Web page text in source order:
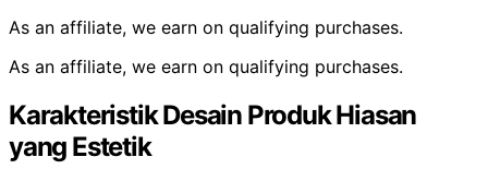
As an affiliate, we earn on qualifying purchases.
As an affiliate, we earn on qualifying purchases.
Karakteristik Desain Produk Hiasan
yang Estetik